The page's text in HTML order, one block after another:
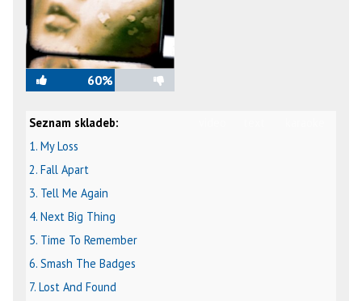
60%
Seznam skladeb:
1. My Loss
2. Fall Apart
3. Tell Me Again
4. Next Big Thing
5. Time To Remember
6. Smash The Badges
7. Lost And Found